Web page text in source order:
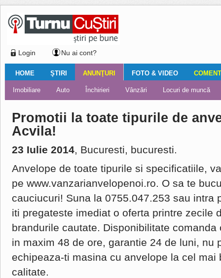
Login Nu ai cont?
HOME
Ştiri locale Turnaţi aici! Nemulţumirile localnicilor
ŞTIRI
Ştiri locale Ştiri din ţară Financiar Editorial
ANUNŢURI
Imobiliare Auto Închirieri Vânzări Locuri de muncă
FOTO & VIDEO
Galerii Foto Galerii video
Comentariul zilei
Promotii la toate tipurile de
Acvila!
23 Iulie 2014, Bucuresti, bucuresti.
Anvelope de toate tipurile si specificatiile,
pe www.vanzarianvelopenoi.ro. O sa te
cauciucuri! Suna la 0755.047.253 sau intra
iti pregateste imediat o oferta printre zecile
brandurile cautate. Disponibilitate
in maxim 48 de ore, garantie 24 de luni, nu
echipeaza-ti masina cu anvelope la cel mai
calitate.